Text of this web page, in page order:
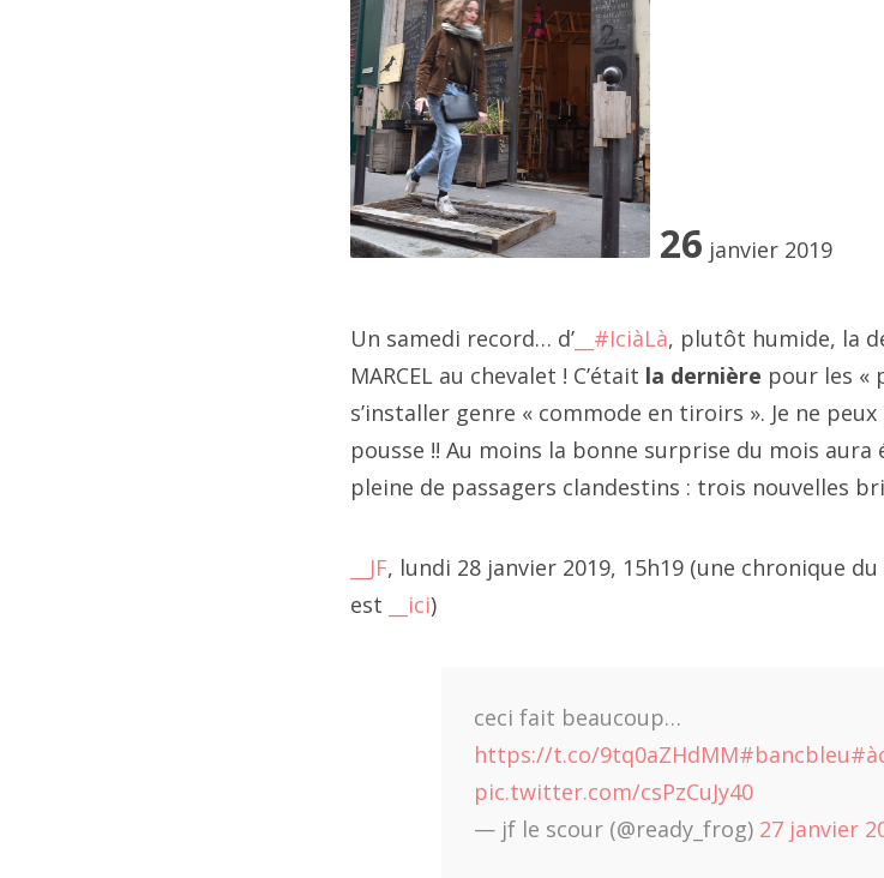
2024 janvier
2023 décembre
2023 novembre
2023 octobre
2023 juillet
2023 août
2023 juin
2023 avril
2023 janvier
26 janvier 2019
Un samedi record… d’ __#IciàLà, plutôt humide, la
MARCEL au chevalet ! C’était la dernière pour les «
s’installer genre « commode en tiroirs ». Je ne
pousse !! Au moins la bonne surprise du mois
pleine de passagers clandestins : trois nouvelles
__JF, lundi 28 janvier 2019, 15h19 (une chronique
est
__ici)
ceci fait beaucoup…
https://t.co/9tq0aZHdMM#bancbleu
pic.twitter.com/csPzCuJy40
— jf le scour (@ready_frog) 27 janvier
faiseur. De transformation et
" __où est la croissance... place Vendôme
canapé",__croûte d'affiche
augmentée)